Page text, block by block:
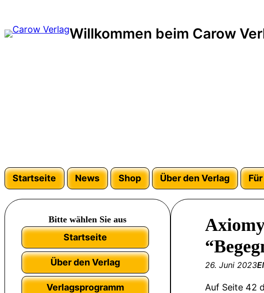
Inhalt
springen
Willkommen beim Carow
Startseite News Shop Über den Verlag
Bitte wählen Sie aus
Startseite
Über den Verlag
Verlagsprogramm
26. Juni 2023
Auf Seite 42